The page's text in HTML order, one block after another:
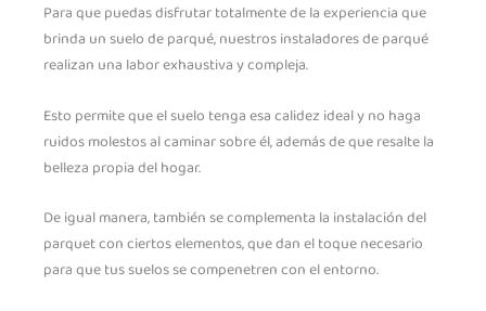
Para que puedas disfrutar totalmente de la experiencia que
brinda un suelo de parqué, nuestros instaladores de parqué
realizan una labor exhaustiva y compleja.
Esto permite que el suelo tenga esa calidez ideal y no haga
ruidos molestos al caminar sobre él, además de que resalte la
belleza propia del hogar.
De igual manera, también se complementa la instalación del
parquet con ciertos elementos, que dan el toque necesario
para que tus suelos se compenetren con el entorno.